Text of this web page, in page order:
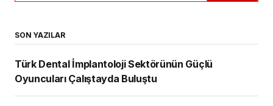
SON YAZILAR
Türk Dental İmplantoloji Sektörünün Güçlü
Oyuncuları Çalıştayda Buluştu